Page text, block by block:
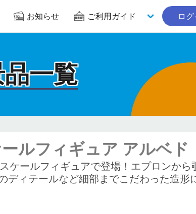
お知らせ ご利用ガイド ログ
一覧
ルフィギュア アルベド
ケールフィギュアで登場！エプロンから
ディテールなど細部までこだわった造形